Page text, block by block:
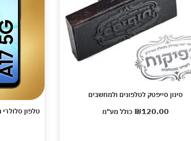
סינון סייפטק לטלפונים ולמחשבים
₪120.00 כולל מע"מ